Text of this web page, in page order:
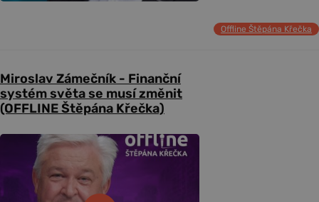
Offline Štěpána Křečka
Miroslav Zámečník - Finanční
systém světa se musí změnit
(OFFLINE Štěpána Křečka)